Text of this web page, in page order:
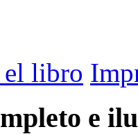
el libro
e